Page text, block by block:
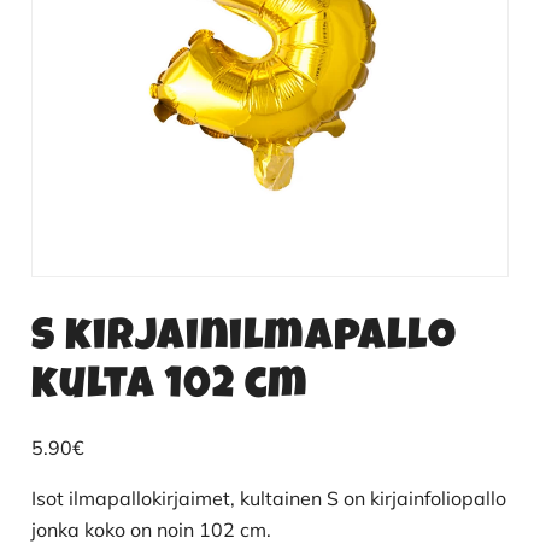
S kirjainilmapallo
kulta 102 cm
5.90€
Isot ilmapallokirjaimet, kultainen S on kirjainfoliopallo
jonka koko on noin 102 cm.